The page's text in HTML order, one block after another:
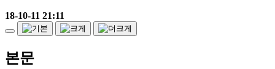
18-10-11 21:11
본문